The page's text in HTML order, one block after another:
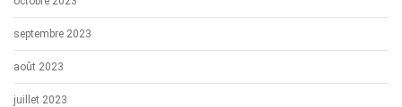
septembre 2023
août 2023
juillet 2023